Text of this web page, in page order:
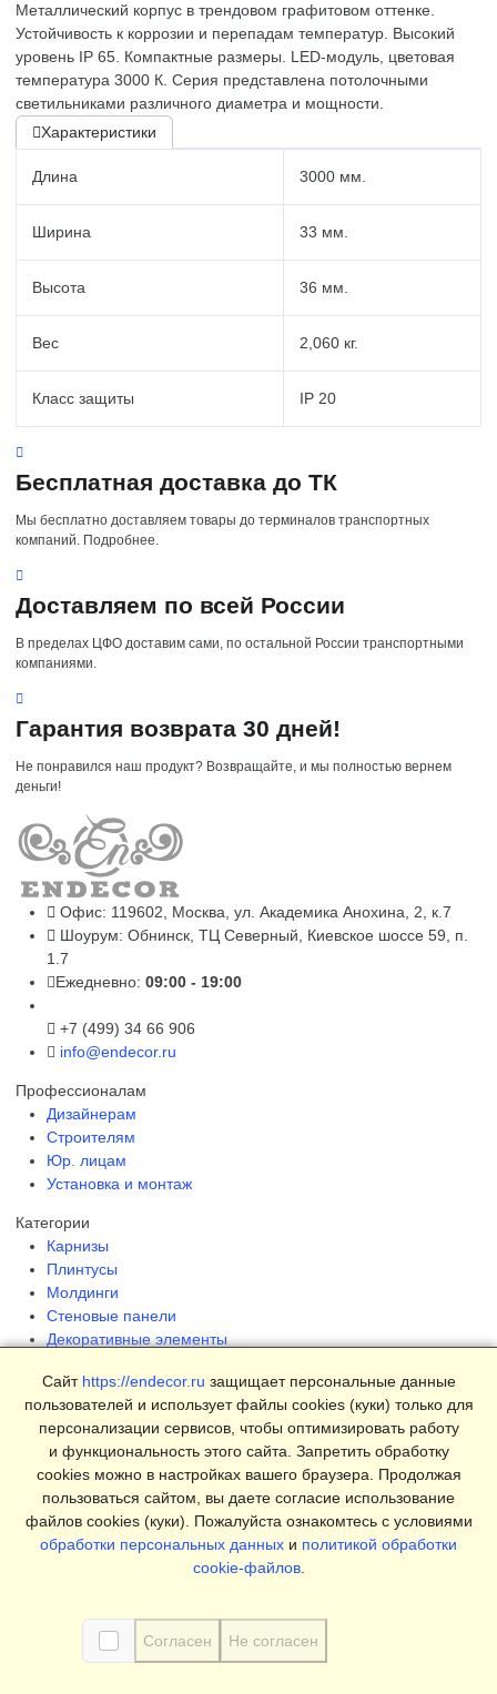
Металлический корпус в трендовом графитовом оттенке.
Устойчивость к коррозии и перепадам температур. Высокий
уровень IP 65. Компактные размеры. LED-модуль, цветовая
температура 3000 К. Серия представлена потолочными
светильниками различного диаметра и мощности.
Характеристики
Длина 3000 мм.
Ширина 33 мм.
Высота 36 мм.
Вес 2,060 кг.
Класс защиты IP 20
Бесплатная доставка до ТК
Мы бесплатно доставляем товары до терминалов транспортных
компаний. Подробнее.
Доставляем по всей России
В пределах ЦФО доставим сами, по остальной России транспортными
компаниями.
Гарантия возврата 30 дней!
Не понравился наш продукт? Возвращайте, и мы полностью вернем
деньги!
Офис: 119602, Москва, ул. Академика Анохина, 2, к.7
Шоурум: Обнинск, ТЦ Северный, Киевское шоссе 59, п.
1.7
Ежедневно: 09:00 - 19:00
+7 (499) 34 66 906
info@endecor.ru
Профессионалам
Дизайнерам
Строителям
Юр. лицам
Установка и монтаж
Категории
Карнизы
Плинтусы
Молдинги
Стеновые панели
Декоративные элементы
Страницы
Интерьеры
Блог
Магазин
Условия продаж
© 2025 Endecor. Все права защищены.
Политика конфиденциальности,Политика использование
Cookie,Согласие на обработку персональных данных
Сайт https://endecor.ru защищает персональные данные
пользователей и использует файлы cookies (куки) только для
персонализации сервисов, чтобы оптимизировать работу
и функциональность этого сайта. Запретить обработку
cookies можно в настройках вашего браузера. Продолжая
пользоваться сайтом, вы даете согласие использование
файлов cookies (куки). Пожалуйста ознакомтесь с условиями
обработки персональных данных и политикой обработки
cookie-файлов.
Согласен Не согласен